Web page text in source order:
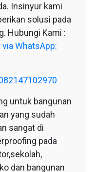
Insinyur kami
solusi pada
Hubungi Kami :
via WhatsApp:
untuk bangunan
yang sudah
sangat di
pada
dan bangunan